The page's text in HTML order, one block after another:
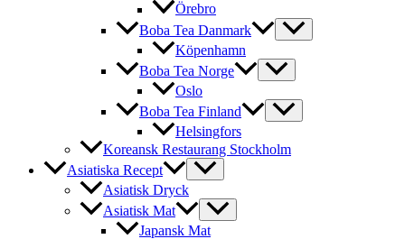
Örebro
Boba Tea Danmark
Köpenhamn
Boba Tea Norge
Oslo
Boba Tea Finland
Helsingfors
Koreansk Restaurang Stockholm
Asiatiska Recept
Asiatisk Dryck
Asiatisk Mat
Japansk Mat